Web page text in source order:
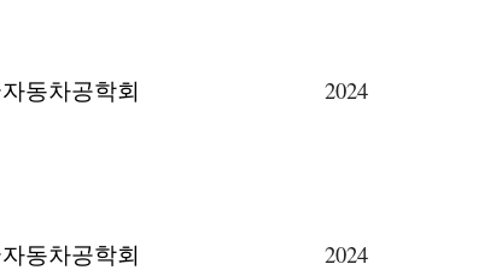
동차공학회 2024
동차공학회 2024